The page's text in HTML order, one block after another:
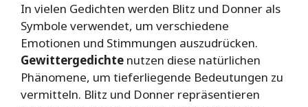
In vielen Gedichten werden Blitz und Donner als
Symbole verwendet, um verschiedene
Emotionen und Stimmungen auszudrücken.
Gewittergedichte nutzen diese natürlichen
Phänomene, um tieferliegende Bedeutungen zu
vermitteln. Blitz und Donner repräsentieren